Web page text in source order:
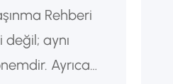
Rehberi
aynı
Ayrıca